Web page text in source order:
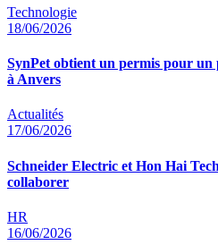
Technologie
18/06/2026
SynPet obtient un permis pour un
à Anvers
Actualités
17/06/2026
Schneider Electric et Hon Hai
collaborer
HR
16/06/2026